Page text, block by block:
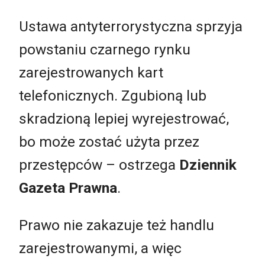
Ustawa antyterrorystyczna sprzyja
powstaniu czarnego rynku
zarejestrowanych kart
telefonicznych. Zgubioną lub
skradzioną lepiej wyrejestrować,
bo może zostać użyta przez
przestępców – ostrzega Dziennik
Gazeta Prawna.
Prawo nie zakazuje też handlu
zarejestrowanymi, a więc